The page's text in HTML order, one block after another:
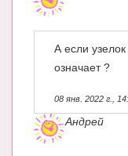
А если узелок
означает ?
08 янв. 2022 г.,
Андрей